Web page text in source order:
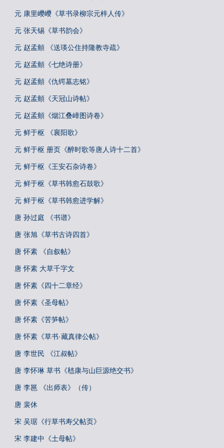
元 康里巎巎《草书录柳宗元梓人传》
元 张天锡《草书韵会》
元 赵孟頫 《送瑛公住持隆教寺疏》
元 赵孟頫《七绝诗册》
元 赵孟頫《仇锷墓志铭》
元 赵孟頫《天冠山诗帖》
元 赵孟頫《烟江叠嶂图诗卷》
元 鲜于枢 《襄阳歌》
元 鲜于枢 册页《醉时歌等唐人诗十二首》
元 鲜于枢《王安石杂诗卷》
元 鲜于枢《草书韩愈石鼓歌》
元 鲜于枢《草书韩愈进学解》
唐 孙过庭 《书谱》
唐 张旭《草书古诗四首》
唐 怀素 《自叙帖》
唐 怀素 大草千字文
唐 怀素《四十二章经》
唐 怀素《圣母帖》
唐 怀素《苦笋帖》
唐 怀素《草书·藏真律公帖》
唐 李世民 《江叔帖》
唐 李怀琳 草书《嵇康与山巨源绝交书》
唐 李邕 《出师表》（传）
唐 裴休
宋 吴琚《行草书寿父帖页》
宋 李建中《土母帖》